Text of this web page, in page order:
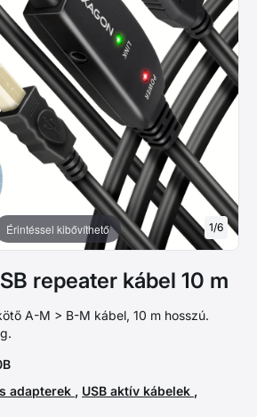
Érintéssel kibővíthető 1/6
repeater kábel 10 m
A-M > B-M kábel, 10 m hosszú.
adapterek , USB aktív kábelek ,